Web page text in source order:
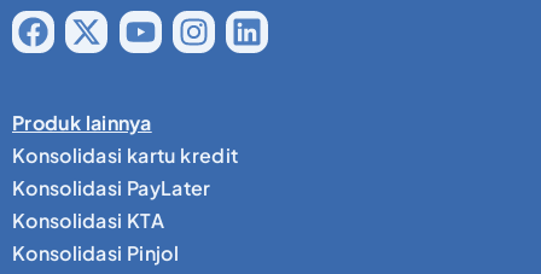
Produk lainnya
Konsolidasi kartu kredit
Konsolidasi PayLater
Konsolidasi KTA
Konsolidasi Pinjol